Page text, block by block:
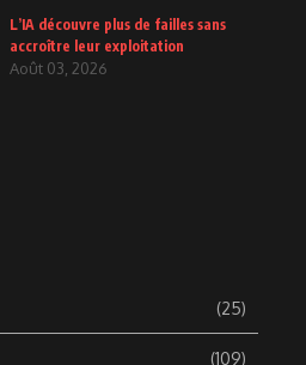
L’IA découvre plus de failles sans
accroître leur exploitation
Août 03, 2026
(25)
(109)